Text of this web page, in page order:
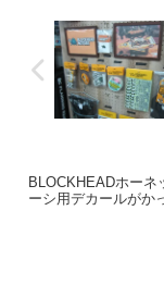
BLOCKHEADホーネ
ーシ用デカールがか